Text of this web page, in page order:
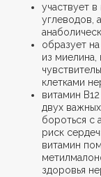
участвует
углеводов,
образует
из
клетками
витамин
двух
бороться с
риск
витамин
здоровья